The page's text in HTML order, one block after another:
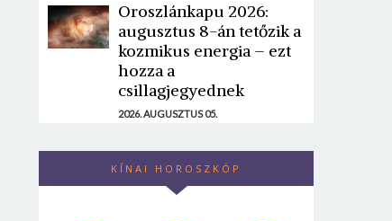
Oroszlánkapu 2026:
augusztus 8-án tetőzik a
kozmikus energia – ezt
hozza a
csillagjegyednek
2026. AUGUSZTUS 05.
KÍNAI HOROSZKÓP